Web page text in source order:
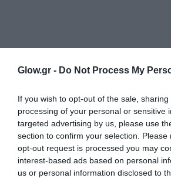
Glow.gr - Do Not Process My
If you wish to opt-out of the sale,
processing of your personal or sensitive
targeted advertising by us, please use
section to confirm your selection.
opt-out request is processed you may
interest-based ads based on personal
us or personal information disclosed to